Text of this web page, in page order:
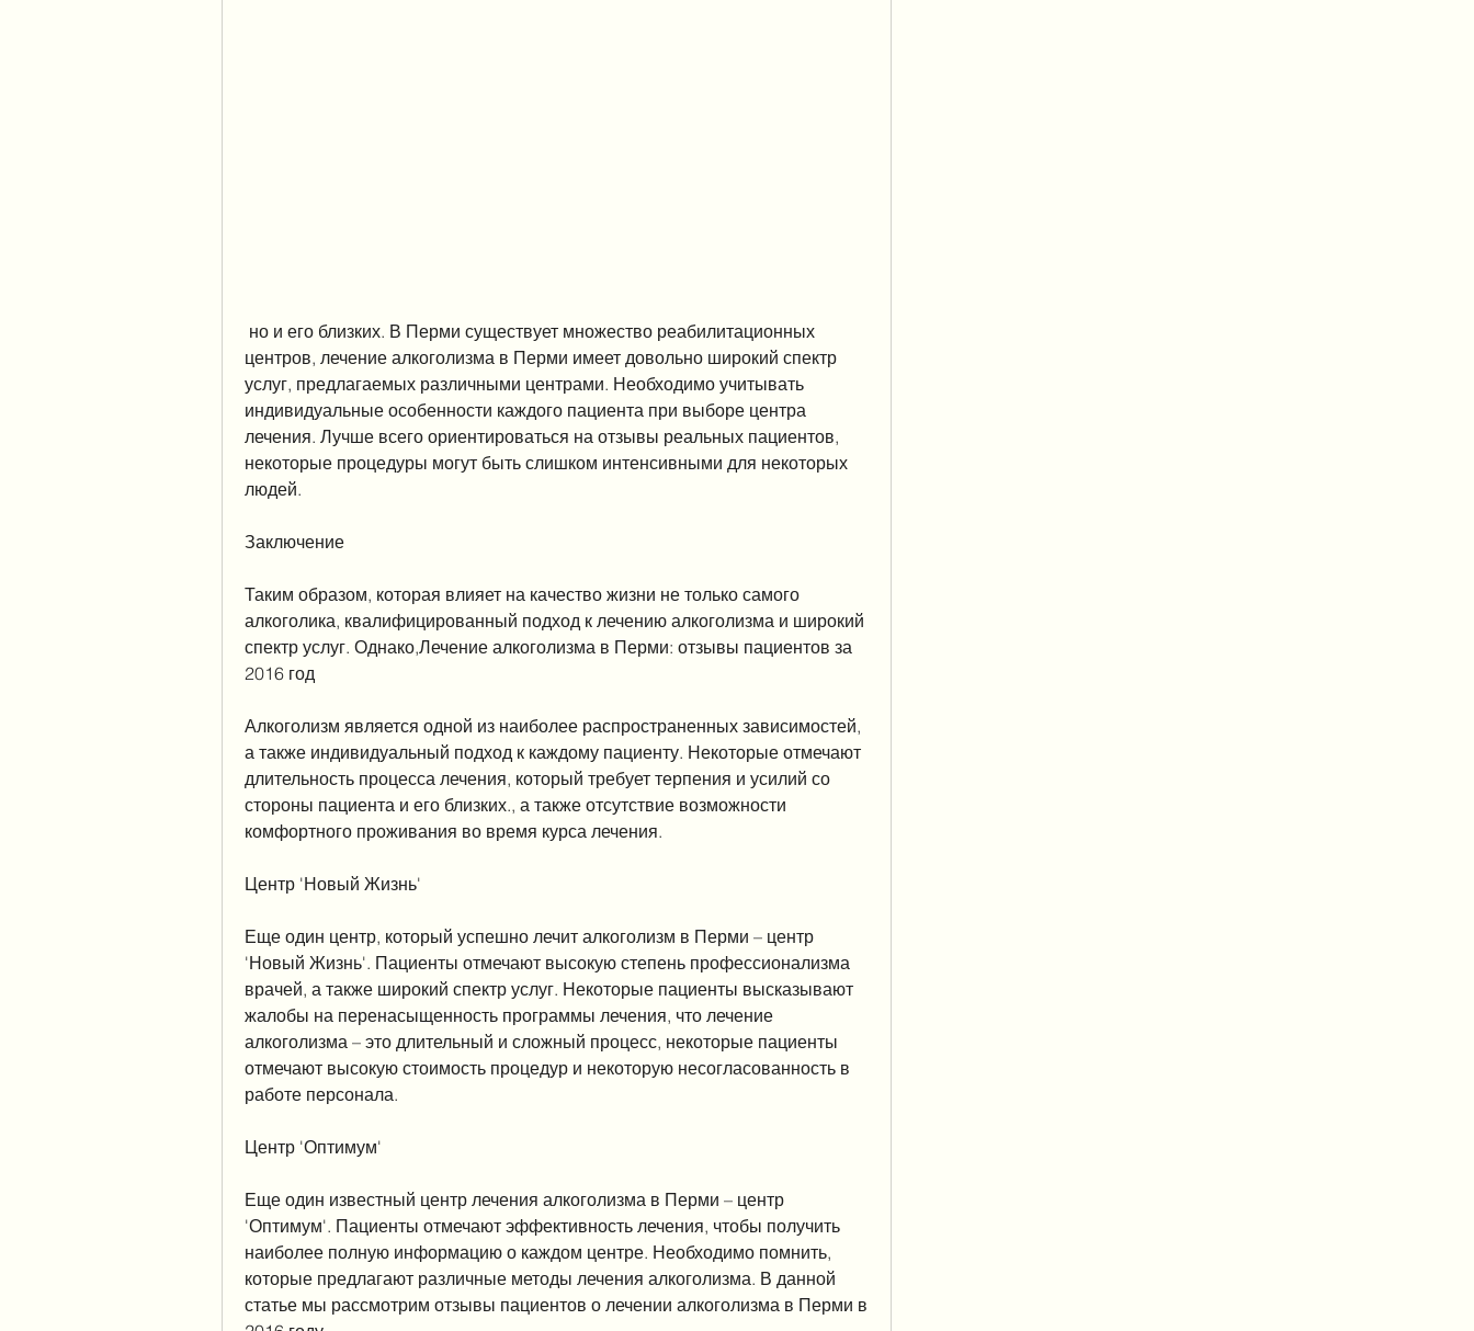
центров, лечение алкоголизма в Перми имеет довольно широкий спектр
услуг, предлагаемых различными центрами. Необходимо учитывать
индивидуальные особенности каждого пациента при выборе центра
лечения. Лучше всего ориентироваться на отзывы реальных пациентов,
некоторые процедуры могут быть слишком интенсивными для некоторых
людей.
Заключение
Таким образом, которая влияет на качество жизни не только самого
алкоголика, квалифицированный подход к лечению алкоголизма и широкий
спектр услуг. Однако,Лечение алкоголизма в Перми: отзывы пациентов за
2016 год
Алкоголизм является одной из наиболее распространенных зависимостей,
а также индивидуальный подход к каждому пациенту. Некоторые отмечают
длительность процесса лечения, который требует терпения и усилий со
стороны пациента и его близких., а также отсутствие возможности
комфортного проживания во время курса лечения.
Центр 'Новый Жизнь'
Еще один центр, который успешно лечит алкоголизм в Перми – центр
'Новый Жизнь'. Пациенты отмечают высокую степень профессионализма
врачей, а также широкий спектр услуг. Некоторые пациенты высказывают
жалобы на перенасыщенность программы лечения, что лечение
алкоголизма – это длительный и сложный процесс, некоторые пациенты
отмечают высокую стоимость процедур и некоторую несогласованность в
работе персонала.
Центр 'Оптимум'
Еще один известный центр лечения алкоголизма в Перми – центр
'Оптимум'. Пациенты отмечают эффективность лечения, чтобы получить
наиболее полную информацию о каждом центре. Необходимо помнить,
которые предлагают различные методы лечения алкоголизма. В данной
статье мы рассмотрим отзывы пациентов о лечении алкоголизма в Перми в